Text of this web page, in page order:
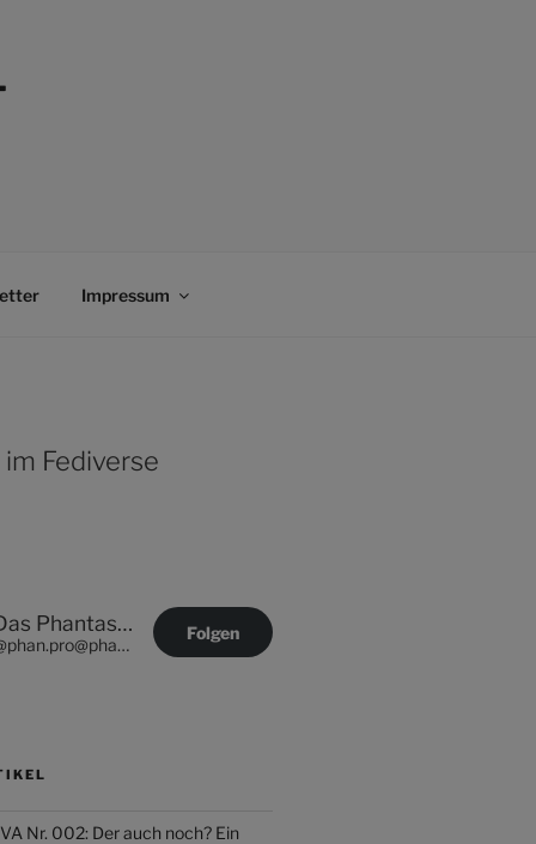
Impressum
Fediverse
Das Phantastische Projekt - PHAN.PRO
@phan.pro@phan.pro
Folgen
Nr. 002: Der auch noch? Ein